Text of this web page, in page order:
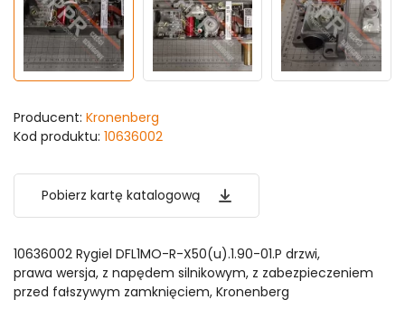
Producent: Kronenberg
Kod produktu: 10636002
Pobierz kartę katalogową
10636002 Rygiel DFL1MO-R-X50(u).1.90-01.P drzwi,
prawa wersja, z napędem silnikowym, z zabezpieczeniem
przed fałszywym zamknięciem, Kronenberg